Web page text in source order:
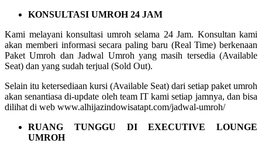
KONSULTASI UMROH 24 JAM
Kami melayani konsultasi umroh selama 24 Jam. Konsultan kami
akan memberi informasi secara paling baru (Real Time) berkenaan
Paket Umroh dan Jadwal Umroh yang masih tersedia (Available
Seat) dan yang sudah terjual (Sold Out).
Selain itu ketersediaan kursi (Available Seat) dari setiap paket umroh
akan senantiasa di-update oleh team IT kami setiap jamnya, dan bisa
dilihat di web www.alhijazindowisatapt.com/jadwal-umroh/
RUANG TUNGGU DI EXECUTIVE LOUNGE
UMROH